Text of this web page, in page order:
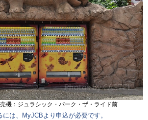
機：ジュラシック・パーク・ザ・ライド前
は、MyJCBより申込が必要です。